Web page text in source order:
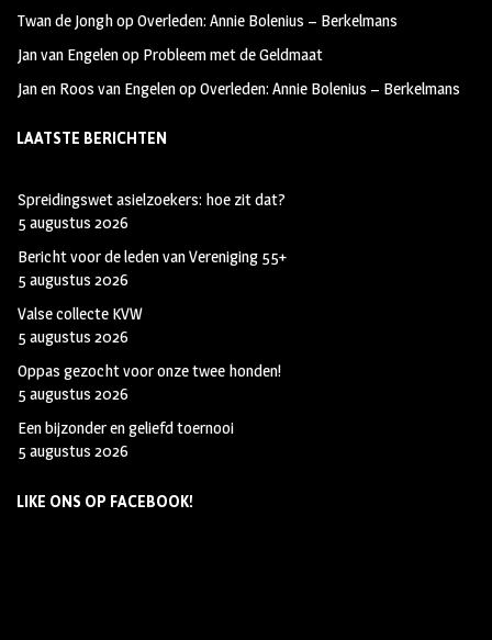
Twan de JonghopOverleden: Annie Bolenius – Berkelmans
Jan van Engelenop Probleem met de Geldmaat
Jan en Roos van EngelenopOverleden: Annie Bolenius – Berkelmans
LAATSTE BERICHTEN
Spreidingswet asielzoekers: hoe zit dat?
5 augustus 2026
Bericht voor de leden van Vereniging 55+
5 augustus 2026
Valse collecte KVW
5 augustus 2026
Oppas gezocht voor onze twee honden!
5 augustus 2026
Een bijzonder en geliefd toernooi
5 augustus 2026
LIKE ONS OP FACEBOOK!